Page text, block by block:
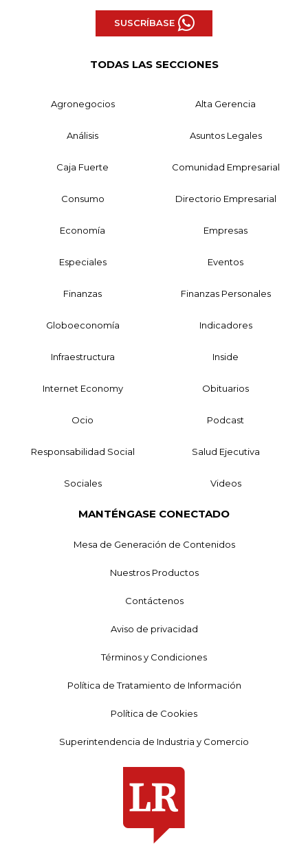
SUSCRÍBASE
TODAS LAS SECCIONES
Agronegocios Alta Gerencia
Análisis Asuntos Legales
Caja Fuerte Comunidad Empresarial
Consumo Directorio Empresarial
Economía Empresas
Especiales Eventos
Finanzas Finanzas Personales
Globoeconomía Indicadores
Infraestructura Inside
Internet Economy Obituarios
Ocio Podcast
Responsabilidad Social Salud Ejecutiva
Sociales Videos
MANTÉNGASE CONECTADO
Mesa de Generación de Contenidos
Nuestros Productos
Contáctenos
Aviso de privacidad
Términos y Condiciones
Política de Tratamiento de Información
Política de Cookies
Superintendencia de Industria y Comercio